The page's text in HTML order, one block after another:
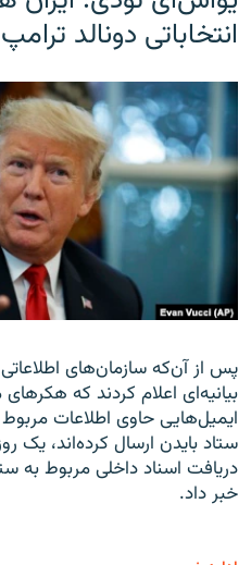
انتخاباتی دونالد
پس از آن‌که سازمان‌های اطلاعاتی
بیانیه‌ای اعلام کردند که
ایمیل‌هایی حاوی اطلاعات
ستاد بایدن ارسال کرده‌اند، یک
دریافت اسناد داخلی مربوط به
خبر داد.